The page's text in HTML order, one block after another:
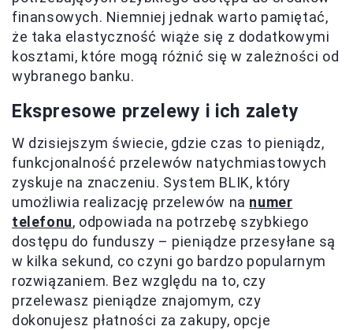
finansowych. Niemniej jednak warto pamiętać,
że taka elastyczność wiąże się z dodatkowymi
kosztami, które mogą różnić się w zależności od
wybranego banku.
Ekspresowe przelewy i ich zalety
W dzisiejszym świecie, gdzie czas to pieniądz,
funkcjonalność przelewów natychmiastowych
zyskuje na znaczeniu. System BLIK, który
umożliwia realizację przelewów na numer
telefonu, odpowiada na potrzebę szybkiego
dostępu do funduszy – pieniądze przesyłane są
w kilka sekund, co czyni go bardzo popularnym
rozwiązaniem. Bez względu na to, czy
przelewasz pieniądze znajomym, czy
dokonujesz płatności za zakupy, opcje